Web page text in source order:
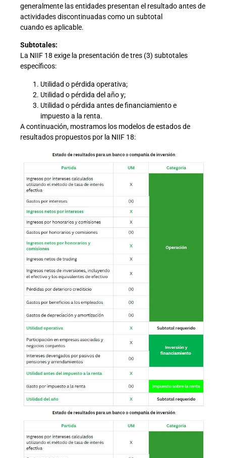
generalmente las entidades presentan el resultado antes de
actividades discontinuadas como un subtotal
cuando es aplicable.
Subtotales:
La NIIF 18 exige la presentación de tres (3) subtotales
específicos:
Utilidad o pérdida operativa;
Utilidad o pérdida del año y;
Utilidad o pérdida antes de financiamiento e
impuesto a la renta.
A continuación, mostramos los modelos de estados de
resultados propuestos por la NIIF 18: